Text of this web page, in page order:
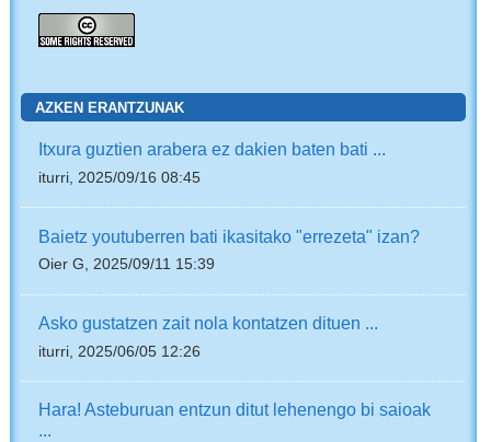
AZKEN ERANTZUNAK
Itxura guztien arabera ez dakien baten bati ...
iturri, 2025/09/16 08:45
Baietz youtuberren bati ikasitako "errezeta" izan?
Oier G, 2025/09/11 15:39
Asko gustatzen zait nola kontatzen dituen ...
iturri, 2025/06/05 12:26
Hara! Asteburuan entzun ditut lehenengo bi saioak
...